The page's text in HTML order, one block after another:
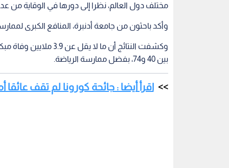
مختلف دول العالم، نظرا إلى دورها في الوقاية من
وأكد باحثون من جامعة أدنبرة، المنافع الكبرى لممارسة
وكشفت النتائج أن ما
بين 40 و74، بفضل ممارسة الرياضة.
اقرأ أيضا : جائحة كورونا لم تقف عائقا